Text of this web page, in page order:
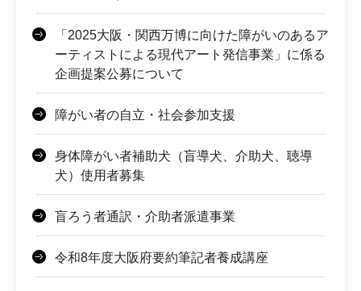
「2025大阪・関西万博に向けた障がいのあるア
ーティストによる現代アート発信事業」に係る
企画提案公募について
障がい者の自立・社会参加支援
身体障がい者補助犬（盲導犬、介助犬、聴導
犬）使用者募集
盲ろう者通訳・介助者派遣事業
令和8年度大阪府要約筆記者養成講座